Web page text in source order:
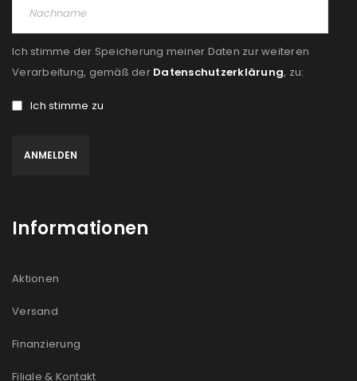
deine E-Mail-Adresse gesendet.
Ja, ich möchte ein Kundenkonto eröffnen und
akzeptiere dieDatenschutzerklärung
REGISTRIEREN
Ich stimme der Speicherung meiner Daten zur weiteren
Verarbeitung, gemäß der Datenschutzerklärung, zu:
Ich stimme zu
Informationen
Aktionen
Versand
Finanzierung
Filiale & Kontakt